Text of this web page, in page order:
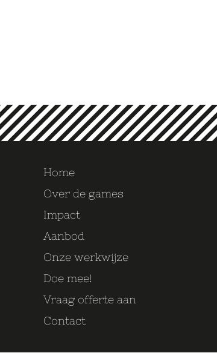
Home
Over de games
Impact
Aanbod
Onze werkwijze
Doe mee!
Vraag offerte aan
Contact